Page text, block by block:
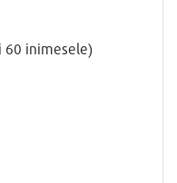
60 inimesele)